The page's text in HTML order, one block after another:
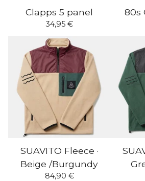
Clapps 5 panel
34,95 €
80s
SUAVITO Fleece ·
Beige /Burgundy
84,90 €